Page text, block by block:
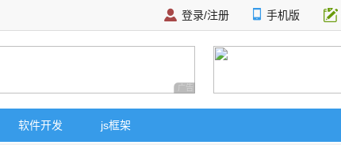
登录/注册 手机版
广告 商业广告，理性选择
软件开发 js框架